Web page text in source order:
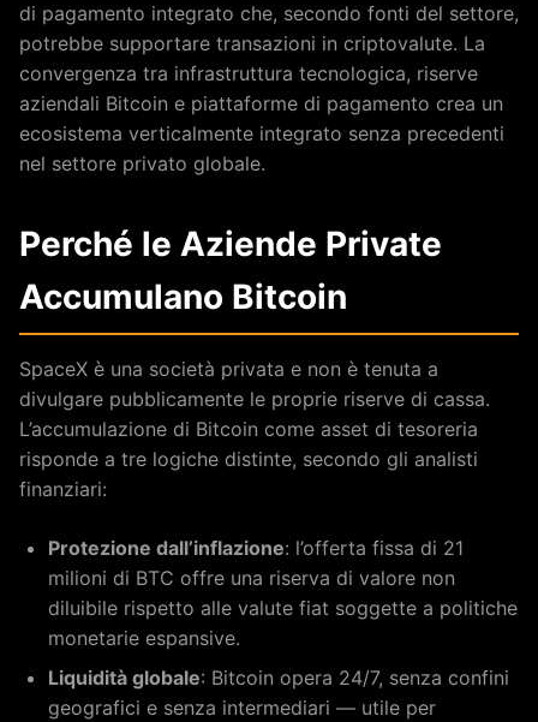
di pagamento integrato che, secondo fonti del settore,
potrebbe supportare transazioni in criptovalute. La
convergenza tra infrastruttura tecnologica, riserve
aziendali Bitcoin e piattaforme di pagamento crea un
ecosistema verticalmente integrato senza precedenti
nel settore privato globale.
Perché le Aziende Private
Accumulano Bitcoin
SpaceX è una società privata e non è tenuta a
divulgare pubblicamente le proprie riserve di cassa.
L’accumulazione di Bitcoin come asset di tesoreria
risponde a tre logiche distinte, secondo gli analisti
finanziari:
Protezione dall’inflazione: l’offerta fissa di 21
milioni di BTC offre una riserva di valore non
diluibile rispetto alle valute fiat soggette a politiche
monetarie espansive.
Liquidità globale: Bitcoin opera 24/7, senza confini
geografici e senza intermediari — utile per